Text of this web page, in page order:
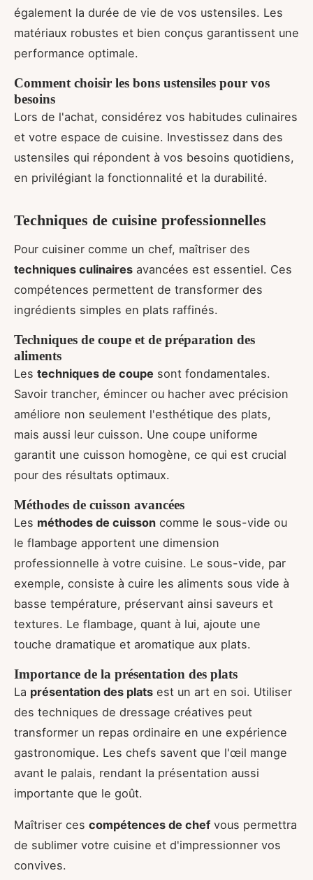
également la durée de vie de vos ustensiles. Les
matériaux robustes et bien conçus garantissent une
performance optimale.
Comment choisir les bons ustensiles pour vos
besoins
Lors de l'achat, considérez vos habitudes culinaires
et votre espace de cuisine. Investissez dans des
ustensiles qui répondent à vos besoins quotidiens,
en privilégiant la fonctionnalité et la durabilité.
Techniques de cuisine professionnelles
Pour cuisiner comme un chef, maîtriser des
techniques culinaires avancées est essentiel. Ces
compétences permettent de transformer des
ingrédients simples en plats raffinés.
Techniques de coupe et de préparation des
aliments
Les techniques de coupe sont fondamentales.
Savoir trancher, émincer ou hacher avec précision
améliore non seulement l'esthétique des plats,
mais aussi leur cuisson. Une coupe uniforme
garantit une cuisson homogène, ce qui est crucial
pour des résultats optimaux.
Méthodes de cuisson avancées
Les méthodes de cuisson comme le sous-vide ou
le flambage apportent une dimension
professionnelle à votre cuisine. Le sous-vide, par
exemple, consiste à cuire les aliments sous vide à
basse température, préservant ainsi saveurs et
textures. Le flambage, quant à lui, ajoute une
touche dramatique et aromatique aux plats.
Importance de la présentation des plats
La présentation des plats est un art en soi. Utiliser
des techniques de dressage créatives peut
transformer un repas ordinaire en une expérience
gastronomique. Les chefs savent que l'œil mange
avant le palais, rendant la présentation aussi
importante que le goût.
Maîtriser ces compétences de chef vous permettra
de sublimer votre cuisine et d'impressionner vos
convives.